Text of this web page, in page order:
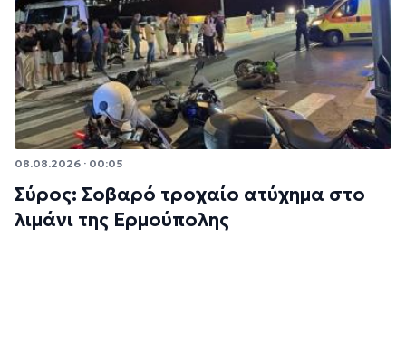
08.08.2026 · 00:05
Σύρος: Σοβαρό τροχαίο ατύχημα στο
λιμάνι της Ερμούπολης